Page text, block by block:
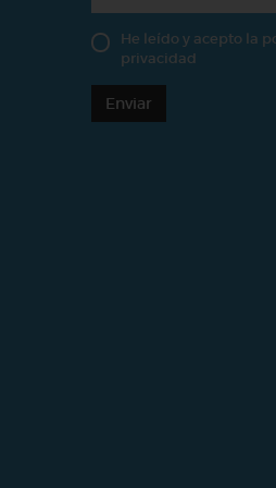
He leído y acepto la
privacidad
Enviar